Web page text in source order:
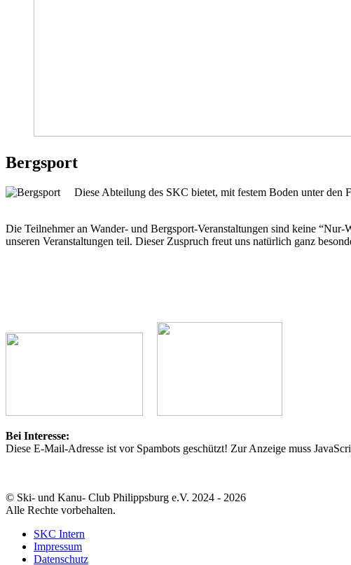
Bergsport
Diese Abteilung des SKC bietet, mit festem Boden unter den
Die Teilnehmer an Wander- und Bergsport-Veranstaltungen sind keine
unseren Veranstaltungen teil. Dieser Zuspruch freut uns natürlich ganz
Bei Interesse:
Diese E-Mail-Adresse ist vor Spambots geschützt! Zur Anzeige muss
© Ski- und Kanu- Club Philippsburg e.V. 2024 - 2026
Alle Rechte vorbehalten.
SKC Intern
Impressum
Datenschutz